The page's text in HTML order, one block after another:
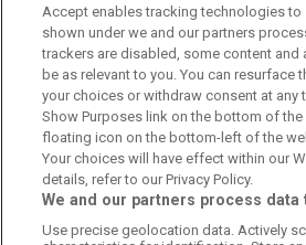
Kundtjänst
Sponsor: Rekatochklart
Annonsera på Fotbolldirekt
Redaktionell policy
Personuppgiftspolicy
Cookiepolicy
Accept enables tracking technologies
shown under we and our partners
trackers are disabled, some content and
be as relevant to you. You can resurface
your choices or withdraw consent at any
Show Purposes link on the bottom of
floating icon on the bottom-left of the
Your choices will have effect within our
details, refer to our Privacy Policy.
We and our partners process data
Use precise geolocation data. Actively